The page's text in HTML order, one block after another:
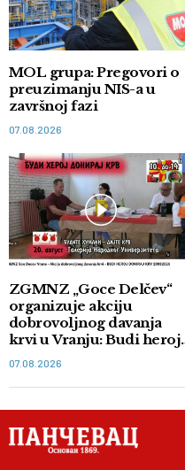
MOL grupa: Pregovori o
preuzimanju NIS-a u
završnoj fazi
07.08.2026
ZGMNZ „Goce Delčev“
organizuje akciju
dobrovoljnog davanja
krvi u Vranju: Budi heroj,
07.08.2026